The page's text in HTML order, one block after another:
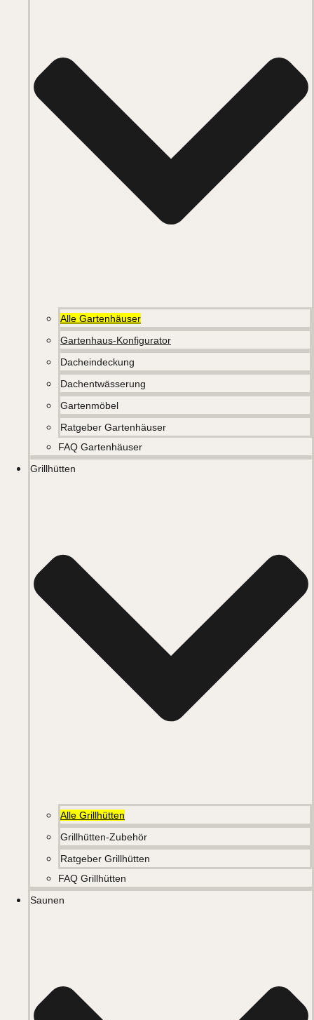
Alle Gartenhäuser
Gartenhaus-Konfigurator
Dacheindeckung
Dachentwässerung
Gartenmöbel
Ratgeber Gartenhäuser
FAQ Gartenhäuser
Grillhütten
Alle Grillhütten
Grillhütten-Zubehör
Ratgeber Grillhütten
FAQ Grillhütten
Saunen